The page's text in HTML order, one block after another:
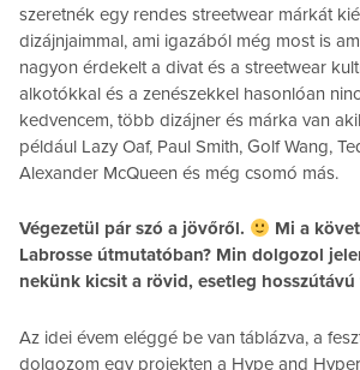
szeretnék egy rendes streetwear márkát
dizájnjaimmal, ami igazából még most is
nagyon érdekelt a divat és a streetwear
alkotókkal és a zenészekkel hasonlóan
kedvencem, több dizájner és márka van
például Lazy Oaf, Paul Smith, Golf Wang,
Alexander McQueen és még csomó más.
Végezetül pár szó a jövőről.
Mi a
Labrosse útmutatóban? Min dolgozol
nekünk kicsit a rövid, esetleg
Az idei évem eléggé be van táblázva, a
dolgozom egy projekten a Hype and